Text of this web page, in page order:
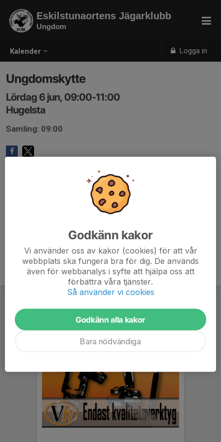
Kalender Logga in
Eskilstunaortens Jägarklubb
Ungdom
Ungdomskytte
Lördag 6 jun, 09:00-11:00
Hugelsta
Samling: 09:00
Godkänn kakor
Vi använder oss av kakor (cookies) för att vår
webbplats ska fungera bra för dig. De används
även för webbanalys i syfte att hjälpa oss att
förbättra våra tjänster.
Så använder vi cookies
Godkänn alla kakor
Bara nödvändiga